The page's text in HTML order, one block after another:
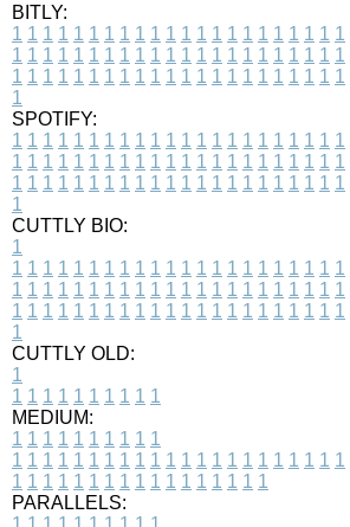
BITLY:
1 1 1 1 1 1 1 1 1 1 1 1 1 1 1 1 1 1 1 1 1 1
1 1 1 1 1 1 1 1 1 1 1 1 1 1 1 1 1 1 1 1 1 1
1 1 1 1 1 1 1 1 1 1 1 1 1 1 1 1 1 1 1 1 1 1
1
SPOTIFY:
1 1 1 1 1 1 1 1 1 1 1 1 1 1 1 1 1 1 1 1 1 1
1 1 1 1 1 1 1 1 1 1 1 1 1 1 1 1 1 1 1 1 1 1
1 1 1 1 1 1 1 1 1 1 1 1 1 1 1 1 1 1 1 1 1 1
1
CUTTLY BIO:
1
1 1 1 1 1 1 1 1 1 1 1 1 1 1 1 1 1 1 1 1 1 1
1 1 1 1 1 1 1 1 1 1 1 1 1 1 1 1 1 1 1 1 1 1
1 1 1 1 1 1 1 1 1 1 1 1 1 1 1 1 1 1 1 1 1 1
1
CUTTLY OLD:
1
1 1 1 1 1 1 1 1 1 1
MEDIUM:
1 1 1 1 1 1 1 1 1 1
1 1 1 1 1 1 1 1 1 1 1 1 1 1 1 1 1 1 1 1 1 1
1 1 1 1 1 1 1 1 1 1 1 1 1 1 1 1 1
PARALLELS: